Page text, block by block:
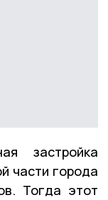
застройка
части города
Тогда этот